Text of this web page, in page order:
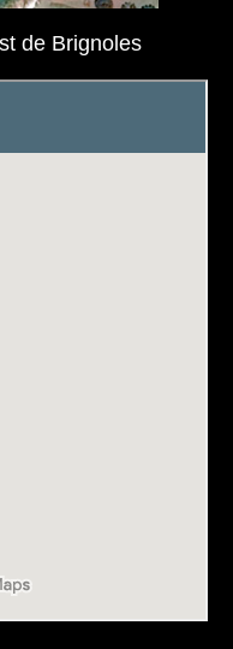
de Brignoles